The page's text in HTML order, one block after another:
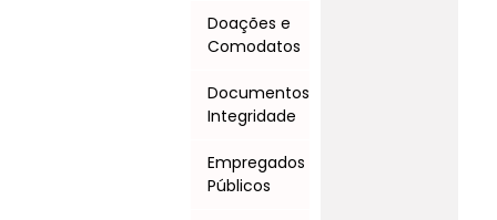
Doações e
Comodatos
Documentos
Integridade
Empregados
Públicos